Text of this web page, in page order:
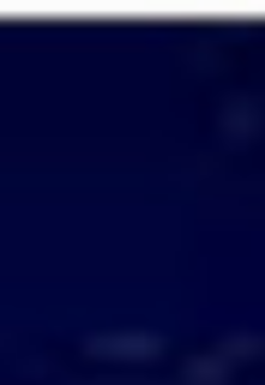
Passer